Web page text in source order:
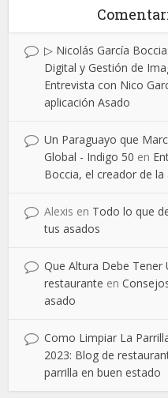
▷ Nicolás García
Digital y Gestión de
Entrevista con Nico
aplicación Asado
Un Paraguayo que
Global - Indigo 50 en
Boccia, el creador de la
Alexis en Todo lo que
tus asados
Que Altura Debe Tener
restaurante en
asado
Como Limpiar La
2023: Blog de
parrilla en buen estado